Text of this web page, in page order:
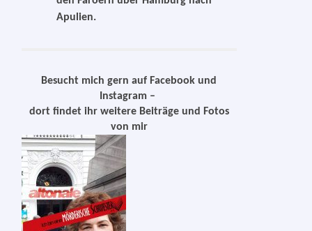
Apulien.
Besucht mich gern auf Facebook und
Instagram –
dort fin­det ihr wei­te­re Beiträge und Fotos
von mir